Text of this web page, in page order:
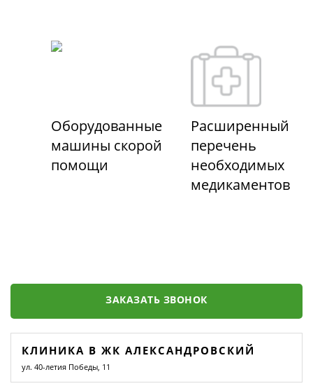
Оборудованные
машины скорой
помощи
Расширенный
перечень
необходимых
медикаментов
ЗАКАЗАТЬ ЗВОНОК
КЛИНИКА В ЖК АЛЕКСАНДРОВСКИЙ
ул. 40-летия Победы, 11